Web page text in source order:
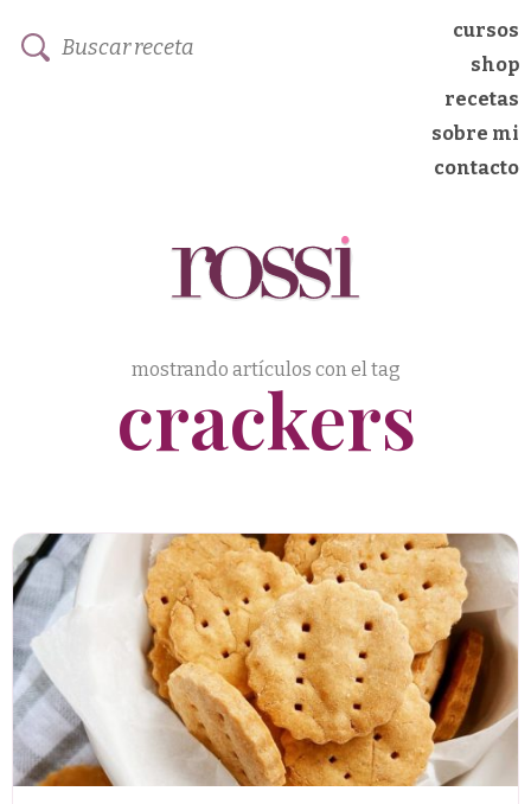
cursos
shop
recetas
sobre mi
contacto
mostrando artículos con el tag
crackers